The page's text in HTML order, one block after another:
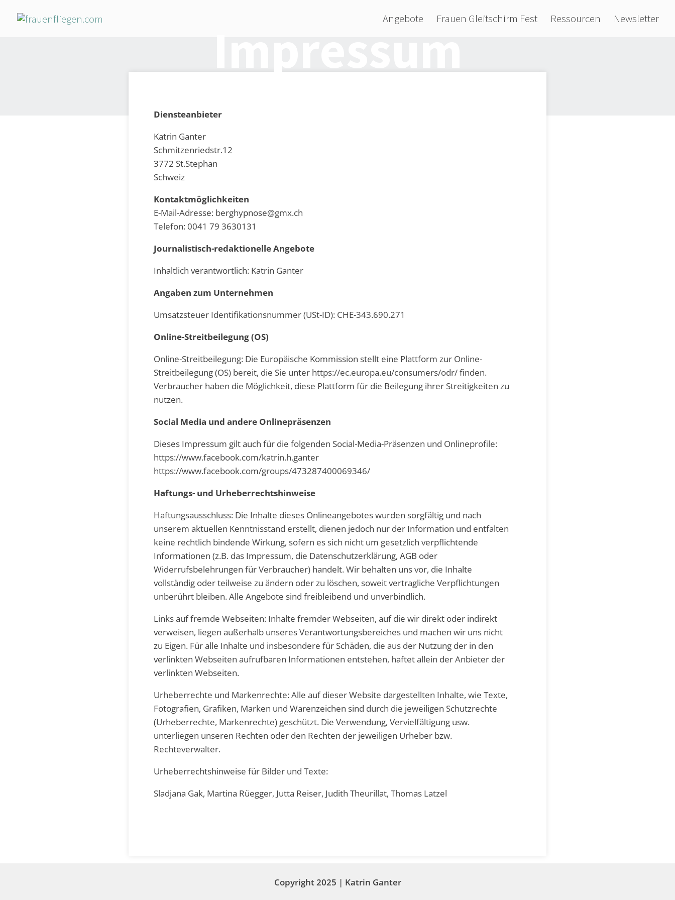
Angebote Frauen Gleitschirm Fest Ressourcen Newsletter
Diensteanbieter
Katrin Ganter
Schmitzenriedstr.12
3772 St.Stephan
Schweiz
Kontaktmöglichkeiten
E-Mail-Adresse: berghypnose@gmx.ch
Telefon: 0041 79 3630131
Journalistisch-redaktionelle Angebote
Inhaltlich verantwortlich: Katrin Ganter
Angaben zum Unternehmen
Umsatzsteuer Identifikationsnummer (USt-ID): CHE-343.690.271
Online-Streitbeilegung (OS)
Online-Streitbeilegung: Die Europäische Kommission stellt eine Plattform zur Online-
Streitbeilegung (OS) bereit, die Sie unter https://ec.europa.eu/consumers/odr/ finden.
Verbraucher haben die Möglichkeit, diese Plattform für die Beilegung ihrer Streitigkeiten zu
nutzen.
Social Media und andere Onlinepräsenzen
Dieses Impressum gilt auch für die folgenden Social-Media-Präsenzen und Onlineprofile:
https://www.facebook.com/katrin.h.ganter
https://www.facebook.com/groups/473287400069346/
Haftungs- und Urheberrechtshinweise
Haftungsausschluss: Die Inhalte dieses Onlineangebotes wurden sorgfältig und nach
unserem aktuellen Kenntnisstand erstellt, dienen jedoch nur der Information und entfalten
keine rechtlich bindende Wirkung, sofern es sich nicht um gesetzlich verpflichtende
Informationen (z.B. das Impressum, die Datenschutzerklärung, AGB oder
Widerrufsbelehrungen für Verbraucher) handelt. Wir behalten uns vor, die Inhalte
vollständig oder teilweise zu ändern oder zu löschen, soweit vertragliche Verpflichtungen
unberührt bleiben. Alle Angebote sind freibleibend und unverbindlich.
Links auf fremde Webseiten: Inhalte fremder Webseiten, auf die wir direkt oder indirekt
verweisen, liegen außerhalb unseres Verantwortungsbereiches und machen wir uns nicht
zu Eigen. Für alle Inhalte und insbesondere für Schäden, die aus der Nutzung der in den
verlinkten Webseiten aufrufbaren Informationen entstehen, haftet allein der Anbieter der
verlinkten Webseiten.
Urheberrechte und Markenrechte: Alle auf dieser Website dargestellten Inhalte, wie Texte,
Fotografien, Grafiken, Marken und Warenzeichen sind durch die jeweiligen Schutzrechte
(Urheberrechte, Markenrechte) geschützt. Die Verwendung, Vervielfältigung usw.
unterliegen unseren Rechten oder den Rechten der jeweiligen Urheber bzw.
Rechteverwalter.
Urheberrechtshinweise für Bilder und Texte:
Sladjana Gak, Martina Rüegger, Jutta Reiser, Judith Theurillat, Thomas Latzel
Copyright 2025 | Katrin Ganter